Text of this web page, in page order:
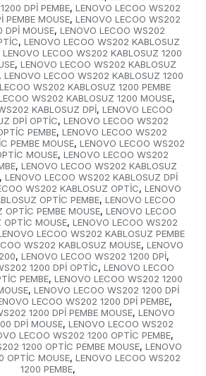
DPİ PEMBE, LENOVO LECOO WS202
PEMBE MOUSE, LENOVO LECOO WS202
DPİ MOUSE, LENOVO LECOO WS202
, LENOVO LECOO WS202 KABLOSUZ
LENOVO LECOO WS202 KABLOSUZ 1200
, LENOVO LECOO WS202 KABLOSUZ
, LENOVO LECOO WS202 KABLOSUZ 1200
WS202 KABLOSUZ 1200 PEMBE
WS202 KABLOSUZ 1200 MOUSE,
KABLOSUZ DPİ, LENOVO LECOO
DPİ OPTİC, LENOVO LECOO WS202
PEMBE, LENOVO LECOO WS202
PEMBE MOUSE, LENOVO LECOO WS202
MOUSE, LENOVO LECOO WS202
, LENOVO LECOO WS202 KABLOSUZ
LENOVO LECOO WS202 KABLOSUZ DPİ
WS202 KABLOSUZ OPTİC, LENOVO
OPTİC PEMBE, LENOVO LECOO
PEMBE MOUSE, LENOVO LECOO
MOUSE, LENOVO LECOO WS202
LECOO WS202 KABLOSUZ PEMBE
WS202 KABLOSUZ MOUSE, LENOVO
, LENOVO LECOO WS202 1200 DPİ,
1200 DPİ OPTİC, LENOVO LECOO
PEMBE, LENOVO LECOO WS202 1200
, LENOVO LECOO WS202 1200 DPİ
LECOO WS202 1200 DPİ PEMBE,
1200 DPİ PEMBE MOUSE, LENOVO
DPİ MOUSE, LENOVO LECOO WS202
LECOO WS202 1200 OPTİC PEMBE,
1200 OPTİC PEMBE MOUSE, LENOVO
OPTİC MOUSE, LENOVO LECOO WS202
1200 PEMBE,